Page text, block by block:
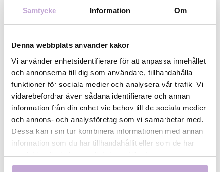
Samtycke Information Om
Denna webbplats använder kakor
Vi använder enhetsidentifierare för att anpassa innehållet
och annonserna till dig som användare, tillhandahålla
funktioner för sociala medier och analysera vår trafik. Vi
vidarebefordrar även sådana identifierare och annan
information från din enhet vid behov till de sociala medier
och annons- och analysföretag som vi samarbetar med.
Dessa kan i sin tur kombinera informationen med annan
information som du har tillhandahållit eller som de har
samlat in när du har använt deras tjänster.
teknikcheckarna är Anders Hazelius FÖRSTA
GÅNGEN, som nyligen vann pris på Berlinale för
– Teknikcheckarna innebar all teknik för hela vår film,
det betydde oerhört mycket och gjorde att vi kunna
höja lönerna för de som arbetade med filmen,
berättade Anders.
FÖRSTA GÅNGEN har Stockholmspremiär på
Videoverket 13 mars.Attenda och sprid eventet